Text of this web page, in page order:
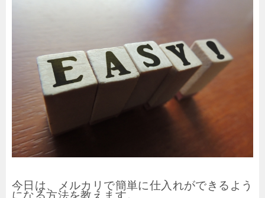
今日は、メルカリで簡単に仕入れができるよう
になる方法を教えます。